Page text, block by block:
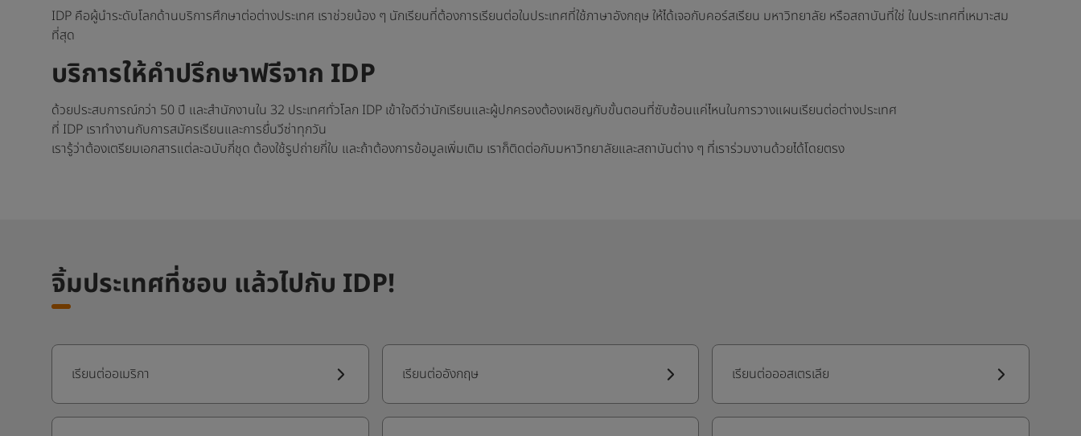
IDP คือผู้นำระดับโลกด้านบริการศึกษาต่อต่างประเทศ เราช่วยน้อง ๆ นักเรียนที่ต้องการเรียนต่อในประเทศที่ใช้ภาษาอังกฤษ ให้ได้เจอกับคอร์สเรียน มหาวิทยาลัย หรือสถาบันที่ใช่ ในประเทศที่เหมาะสม
ที่สุด
บริการให้คำปรึกษาฟรีจาก IDP
ด้วยประสบการณ์กว่า 50 ปี และสำนักงานใน 32 ประเทศทั่วโลก IDP เข้าใจดีว่านักเรียนและผู้ปกครองต้องเผชิญกับขั้นตอนที่ซับซ้อนแค่ไหนในการวางแผนเรียนต่อต่างประเทศ
ที่ IDP เราทำงานกับการสมัครเรียนและการยื่นวีซ่าทุกวัน
เรารู้ว่าต้องเตรียมเอกสารแต่ละฉบับกี่ชุด ต้องใช้รูปถ่ายกี่ใบ และถ้าต้องการข้อมูลเพิ่มเติม เราก็ติดต่อกับมหาวิทยาลัยและสถาบันต่าง ๆ ที่เราร่วมงานด้วยได้โดยตรง
จิ้มประเทศที่ชอบ แล้วไปกับ IDP!
เรียนต่ออเมริกา เรียนต่ออังกฤษ เรียนต่อออสเตรเลีย